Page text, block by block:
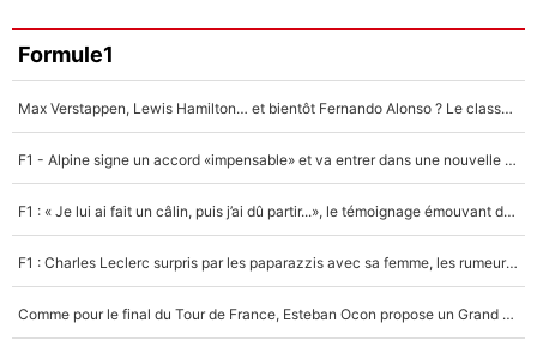
Faris Moumbagna
4%
Un autre joueur
5%
Formule1
Max Verstappen, Lewis Hamilton… et bientôt Fernando Alonso ? Le classement des pilotes les mieux payés en Formule 1 risque de changer !
F1 - Alpine signe un accord «impensable» et va entrer dans une nouvelle dimension : Grande nouvelle pour Pierre Gasly !
F1 : « Je lui ai fait un câlin, puis j’ai dû partir...», le témoignage émouvant de Max Verstappen sur sa fille
F1 : Charles Leclerc surpris par les paparazzis avec sa femme, les rumeurs étaient vraies !
Comme pour le final du Tour de France, Esteban Ocon propose un Grand Prix de Formule 1 à Paris : «Autour de l’Arc de Triomphe, ce serait génial» !